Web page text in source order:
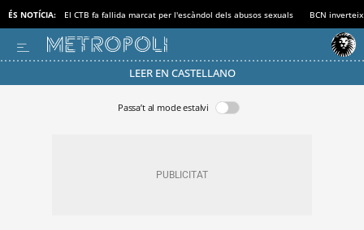
ÉS NOTÍCIA: El CTB fa fallida marcat per l'escàndol dels abusos sexuals BCN
LEER EN CASTELLANO
Passa’t al mode estalvi